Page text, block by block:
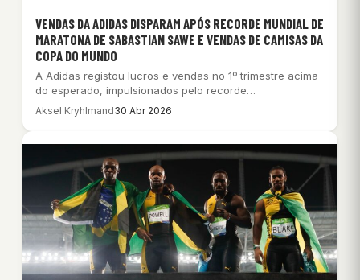
VENDAS DA ADIDAS DISPARAM APÓS RECORDE MUNDIAL DE
MARATONA DE SABASTIAN SAWE E VENDAS DE CAMISAS DA
COPA DO MUNDO
A Adidas registou lucros e vendas no 1º trimestre acima
do esperado, impulsionados pelo recorde…
Aksel Kryhlmand30 Abr 2026